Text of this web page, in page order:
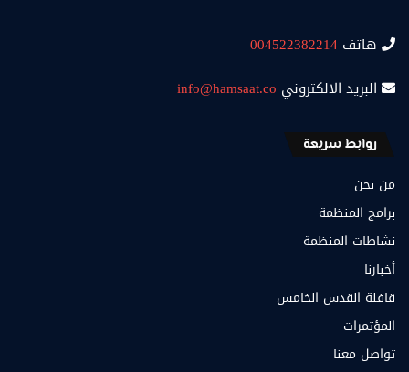
هاتف 004522382214
البريد الالكتروني info@hamsaat.co
روابط سريعة
من نحن
برامج المنظمة
نشاطات المنظمة
أخبارنا
قافلة القدس الخامس
المؤتمرات
تواصل معنا